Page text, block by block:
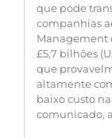
que pode
companhias
Management
£5,7 bilhões
que
altamente
baixo custo
comunicado,